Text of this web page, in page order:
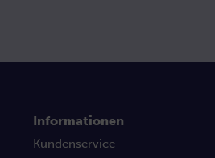
Informationen
Kundenservice